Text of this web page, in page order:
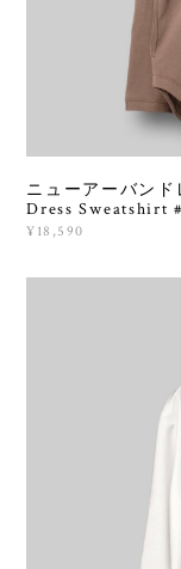
ニューアーバン
Dress Sweatshirt
¥18,590